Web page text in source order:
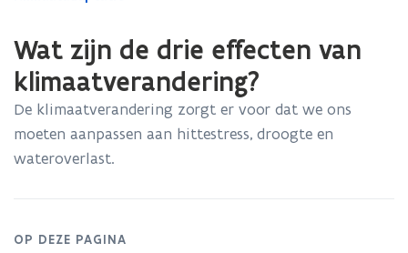
bevindt
zich
op:
Wat
klimaatverandering?
Wat zijn de drie effecten van
klimaatverandering?
De klimaatverandering zorgt er voor dat we ons
moeten aanpassen aan hittestress, droogte en
wateroverlast.
OP DEZE PAGINA